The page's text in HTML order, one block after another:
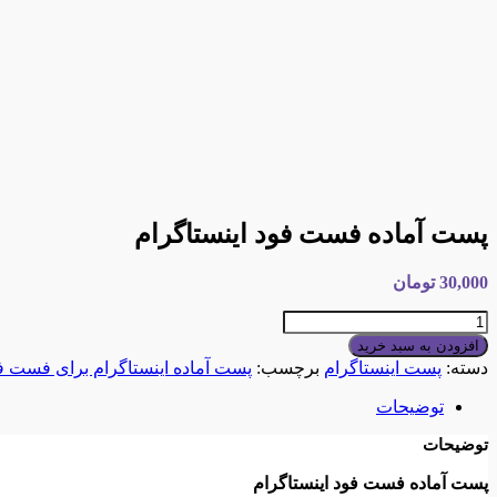
پست آماده فست فود اینستاگرام
30,000 تومان
پست
آماده
فست
اینستاگرام
افزودن به سبد خرید
دسته: پست اینستاگرام برچسب: پست آماده اینستاگرام برای فست
توضیحات
توضیحات
پست آماده فست فود اینستاگرام